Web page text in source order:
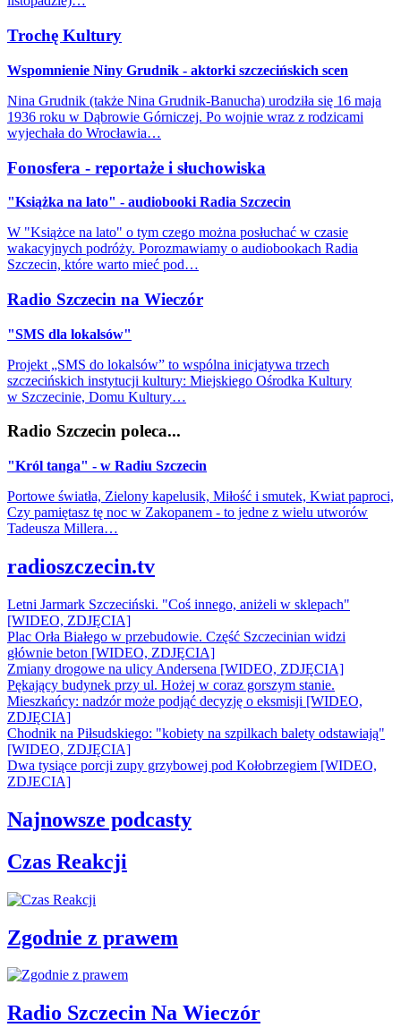
Trochę Kultury
Wspomnienie Niny Grudnik - aktorki szczecińskich scen
Nina Grudnik (także Nina Grudnik-Banucha) urodziła się 16 maja
1936 roku w Dąbrowie Górniczej. Po wojnie wraz z rodzicami
wyjechała do Wrocławia…
Fonosfera - reportaże i słuchowiska
"Książka na lato" - audiobooki Radia Szczecin
W "Książce na lato" o tym czego można posłuchać w czasie
wakacyjnych podróży. Porozmawiamy o audiobookach Radia
Szczecin, które warto mieć pod…
Radio Szczecin na Wieczór
"SMS dla lokalsów"
Projekt „SMS do lokalsów” to wspólna inicjatywa trzech
szczecińskich instytucji kultury: Miejskiego Ośrodka Kultury
w Szczecinie, Domu Kultury…
Radio Szczecin poleca...
"Król tanga" - w Radiu Szczecin
Portowe światła, Zielony kapelusik, Miłość i smutek, Kwiat paproci,
Czy pamiętasz tę noc w Zakopanem - to jedne z wielu utworów
Tadeusza Millera…
radioszczecin.tv
Letni Jarmark Szczeciński. "Coś innego, aniżeli w sklepach"
[WIDEO, ZDJĘCIA]
Plac Orła Białego w przebudowie. Część Szczecinian widzi
głównie beton [WIDEO, ZDJĘCIA]
Zmiany drogowe na ulicy Andersena [WIDEO, ZDJĘCIA]
Pękający budynek przy ul. Hożej w coraz gorszym stanie.
Mieszkańcy: nadzór może podjąć decyzję o eksmisji [WIDEO,
ZDJĘCIA]
Chodnik na Piłsudskiego: "kobiety na szpilkach balety odstawiają"
[WIDEO, ZDJĘCIA]
Dwa tysiące porcji zupy grzybowej pod Kołobrzegiem [WIDEO,
ZDJECIA]
Najnowsze podcasty
Czas Reakcji
Zgodnie z prawem
Radio Szczecin Na Wieczór